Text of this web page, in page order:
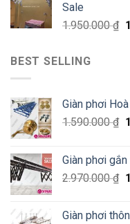
Sale
1.950.000₫
BEST SELLING
Giàn phơi
1.590.000₫
Giàn phơi
2.970.000₫
Giàn phơi